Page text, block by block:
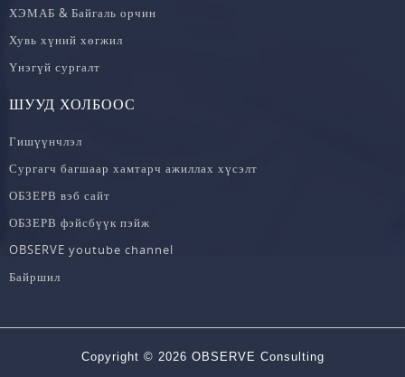
ХЭМАБ & Байгаль орчин
Хувь хүний хөгжил
Үнэгүй сургалт
ШУУД ХОЛБООС
Гишүүнчлэл
Сургагч багшаар хамтарч ажиллах хүсэлт
ОБЗЕРВ вэб сайт
ОБЗЕРВ фэйсбүүк пэйж
OBSERVE youtube channel
Байршил
Copyright © 2026 OBSERVE Consulting